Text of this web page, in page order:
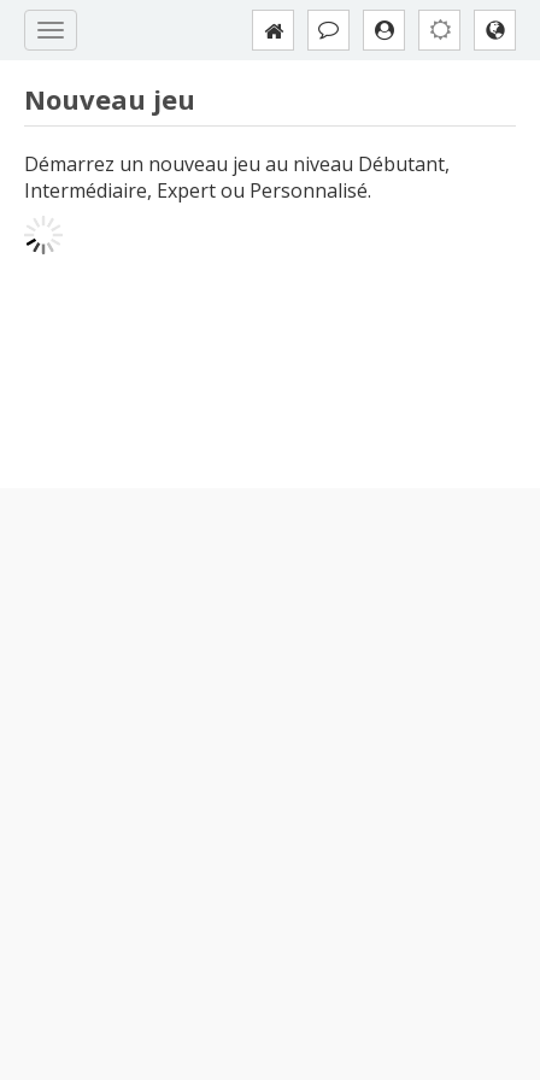
Nouveau jeu
Démarrez un nouveau jeu au niveau Débutant,
Intermédiaire, Expert ou Personnalisé.